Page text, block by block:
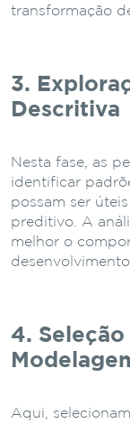
transformação
3.
Descritiva
Nesta fase, as
identificar
possam ser
preditivo. A
melhor o
4. Seleção
Aqui,